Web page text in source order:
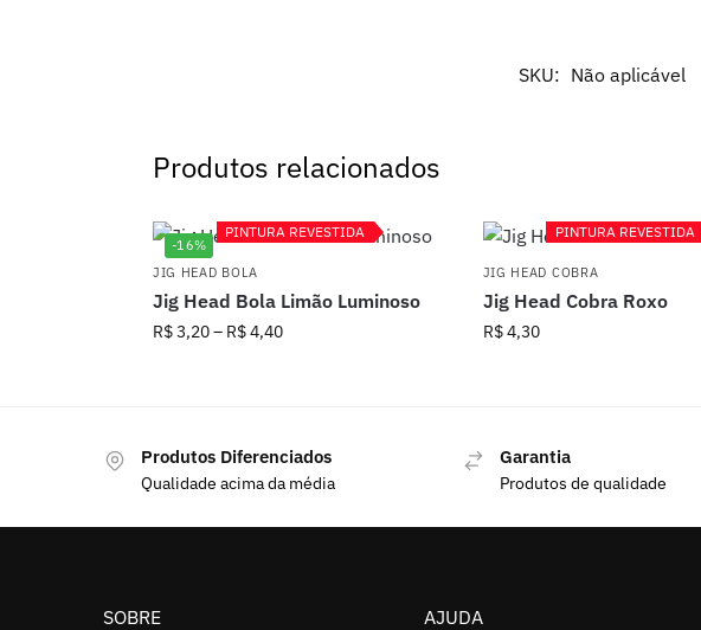
SKU: Não aplicável
Produtos relacionados
PINTURA REVESTIDA
-16%
PINTURA REVESTIDA
JIG HEAD BOLA
Jig Head Bola Limão Luminoso
R$3,20– R$4,40
PINTURA REVESTIDA
PINTURA REVESTIDA
JIG HEAD COBRA
Jig Head Cobra Roxo
R$4,30
Produtos Diferenciados
Qualidade acima da média
Garantia
Produtos de qualidade
SOBRE AJUDA